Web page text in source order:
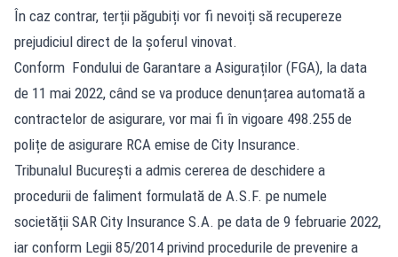
În caz contrar, terții păgubiți vor fi nevoiți să recupereze
prejudiciul direct de la șoferul vinovat.
Conform Fondului de Garantare a Asiguraților (FGA), la data
de 11 mai 2022, când se va produce denunțarea automată a
contractelor de asigurare, vor mai fi în vigoare 498.255 de
polițe de asigurare RCA emise de City Insurance.
Tribunalul București a admis cererea de deschidere a
procedurii de faliment formulată de A.S.F. pe numele
societății SAR City Insurance S.A. pe data de 9 februarie 2022,
iar conform Legii 85/2014 privind procedurile de prevenire a